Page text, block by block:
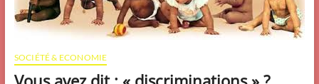
SOCIÉTÉ & ECONOMIE